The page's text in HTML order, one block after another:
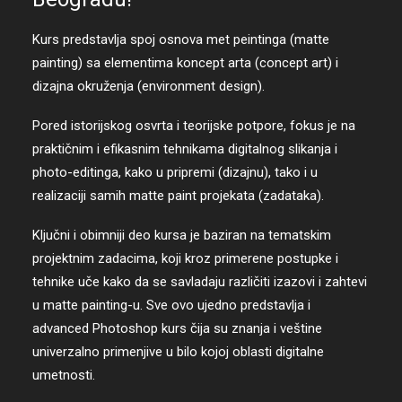
Kurs predstavlja spoj osnova met peintinga (matte
painting) sa elementima koncept arta (concept art) i
dizajna okruženja (environment design).
Pored istorijskog osvrta i teorijske potpore, fokus je na
praktičnim i efikasnim tehnikama digitalnog slikanja i
photo-editinga, kako u pripremi (dizajnu), tako i u
realizaciji samih matte paint projekata (zadataka).
Ključni i obimniji deo kursa je baziran na tematskim
projektnim zadacima, koji kroz primerene postupke i
tehnike uče kako da se savladaju različiti izazovi i zahtevi
u matte painting-u. Sve ovo ujedno predstavlja i
advanced Photoshop kurs čija su znanja i veštine
univerzalno primenjive u bilo kojoj oblasti digitalne
umetnosti.